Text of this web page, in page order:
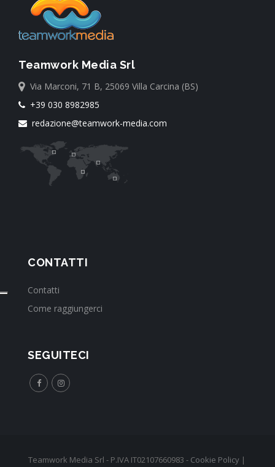
Teamwork Media Srl
Via Marconi, 71 B, 25069 Villa Carcina (BS)
+39 030 8982985
redazione@teamwork-media.com
CONTATTI
Contatti
Come raggiungerci
SEGUITECI
Teamwork Media Srl - P.IVA IT02107660983 - Cookie Policy|